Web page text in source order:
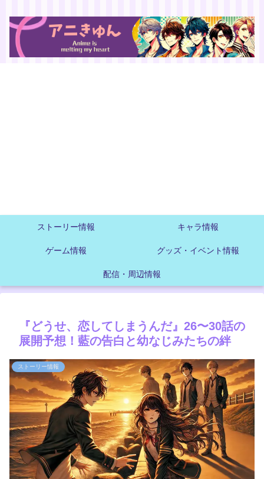
ストーリー情報 キャラ情報
ゲーム情報 グッズ・イベント情報
配信・周辺情報
『どうせ、恋してしまうんだ』26〜30話の
展開予想！藍の告白と幼なじみたちの絆
ストーリー情報